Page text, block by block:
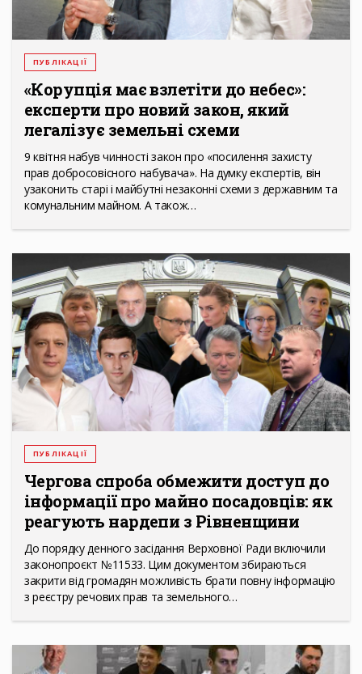
ПУБЛІКАЦІЇ
«Корупція має взлетіти до небес»:
експерти про новий закон, який
легалізує земельні схеми
9 квітня набув чинності закон про «посилення захисту
прав добросовісного набувача». На думку експертів, він
узаконить старі і майбутні незаконні схеми з державним та
комунальним майном. А також…
ПУБЛІКАЦІЇ
Чергова спроба обмежити доступ до
інформації про майно посадовців: як
реагують нардепи з Рівненщини
До порядку денного засідання Верховної Ради включили
законопроєкт №11533. Цим документом збираються
закрити від громадян можливість брати повну інформацію
з реєстру речових прав та земельного…